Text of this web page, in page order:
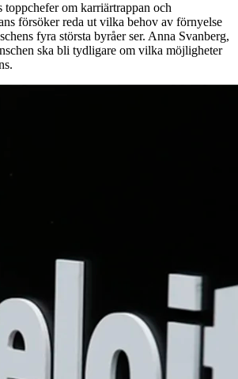
toppchefer om karriärtrappan och
försöker reda ut vilka behov av förnyelse
fyra största byråer ser. Anna Svanberg,
ska bli tydligare om vilka möjligheter